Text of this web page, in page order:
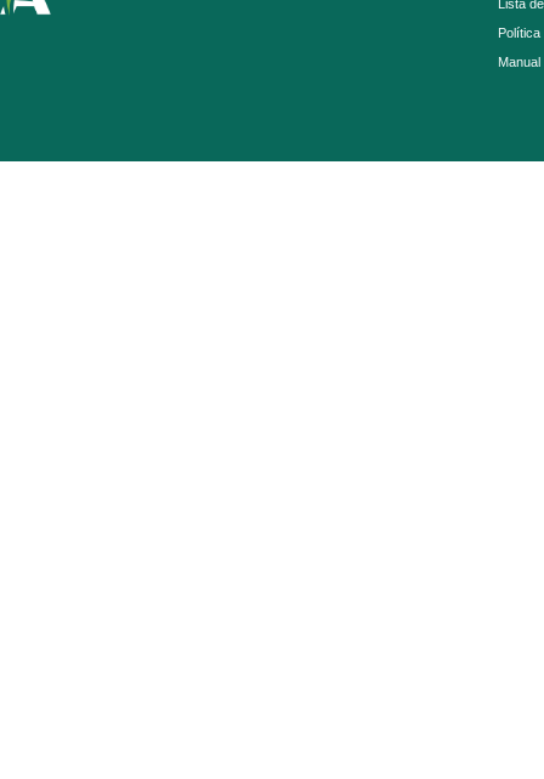
Lista
Política